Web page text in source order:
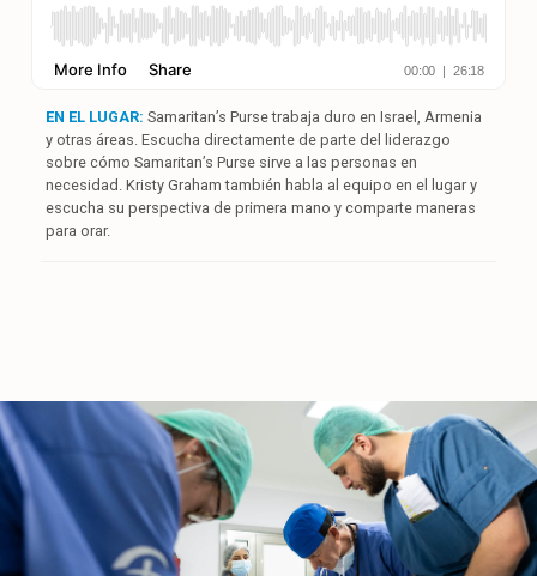
EN EL LUGAR: Samaritan’s Purse trabaja duro en Israel, Armenia
y otras áreas. Escucha directamente de parte del liderazgo
sobre cómo Samaritan’s Purse sirve a las personas en
necesidad. Kristy Graham también habla al equipo en el lugar y
escucha su perspectiva de primera mano y comparte maneras
para orar.